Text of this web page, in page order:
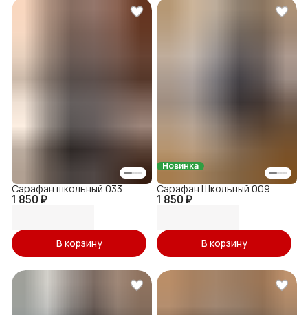
1 850 ₽
Сарафан школьный 033
В корзину
Новинка
1 850 ₽
Сарафан Школьный 009
В корзину